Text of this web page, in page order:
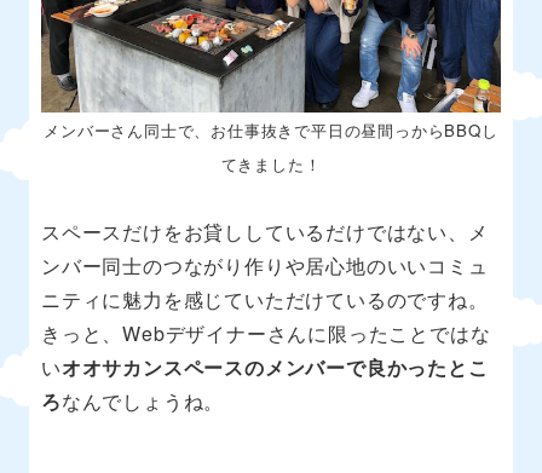
メンバーさん同士で、お仕事抜きで平日の昼間っからBBQし
てきました！
スペースだけをお貸ししているだけではない、メ
ンバー同士のつながり作りや居心地のいいコミュ
ニティに魅力を感じていただけているのですね。
きっと、Webデザイナーさんに限ったことではな
いオオサカンスペースのメンバーで良かったとこ
ろなんでしょうね。